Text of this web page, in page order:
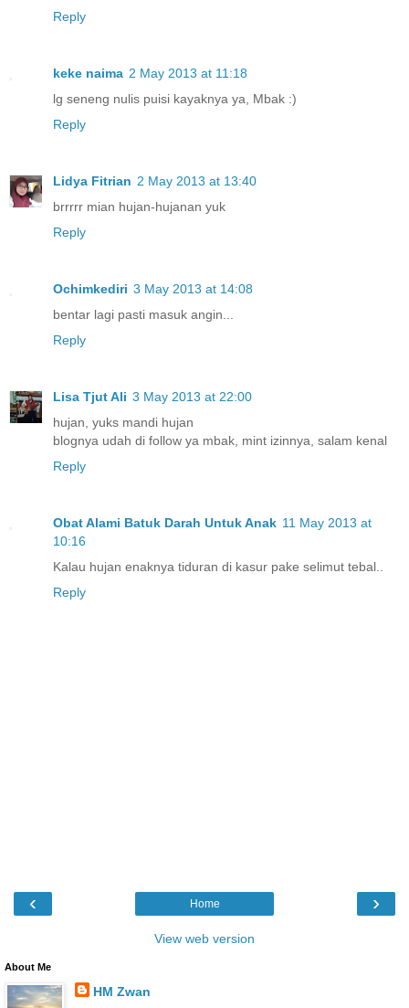
Reply
keke naima 2 May 2013 at 11:18
lg seneng nulis puisi kayaknya ya, Mbak :)
Reply
Lidya Fitrian 2 May 2013 at 13:40
brrrrr mian hujan-hujanan yuk
Reply
Ochimkediri 3 May 2013 at 14:08
bentar lagi pasti masuk angin...
Reply
Lisa Tjut Ali 3 May 2013 at 22:00
hujan, yuks mandi hujan
blognya udah di follow ya mbak, mint izinnya, salam kenal
Reply
Obat Alami Batuk Darah Untuk Anak 11 May 2013 at
10:16
Kalau hujan enaknya tiduran di kasur pake selimut tebal..
Reply
‹ ›
Home
View web version
About Me
HM Zwan